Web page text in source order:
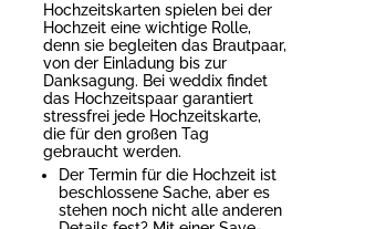
Hochzeitskarten spielen bei der
Hochzeit eine wichtige Rolle,
denn sie begleiten das Brautpaar,
von der Einladung bis zur
Danksagung. Bei weddix findet
das Hochzeitspaar garantiert
stressfrei jede Hochzeitskarte,
die für den großen Tag
gebraucht werden.
Der Termin für die Hochzeit ist
beschlossene Sache, aber es
stehen noch nicht alle anderen